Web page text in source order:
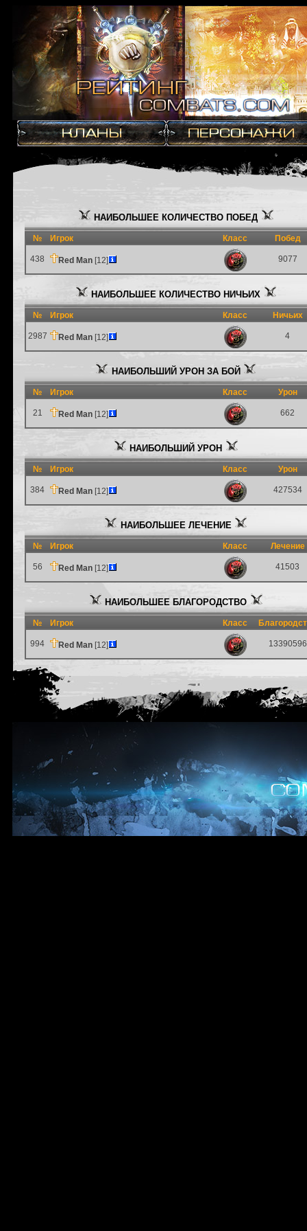
НАИБОЛЬШЕЕ КОЛИЧЕСТВО ПОБЕД
№ Игрок Класс Побед
438 Red Man [12] 9077
НАИБОЛЬШЕЕ КОЛИЧЕСТВО НИЧЬИХ
№ Игрок Класс Ничьих
2987 Red Man [12] 4
НАИБОЛЬШИЙ УРОН ЗА БОЙ
№ Игрок Класс Урон
21 Red Man [12] 662
НАИБОЛЬШИЙ УРОН
№ Игрок Класс Урон
384 Red Man [12] 427534
НАИБОЛЬШЕЕ ЛЕЧЕНИЕ
№ Игрок Класс Лечение
56 Red Man [12] 41503
НАИБОЛЬШЕЕ БЛАГОРОДСТВО
№ Игрок Класс
994 Red Man [12] 13390596